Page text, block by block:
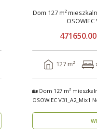
Dom 127 m²
OSOWIEC
471650.00
127 m²
🏡 Dom 127 m²
OSOWIEC V31_A2_Mix1 Nowoczesny, funkcjonalny i